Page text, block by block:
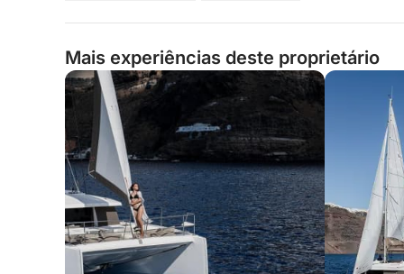
Mais experiências deste proprietário